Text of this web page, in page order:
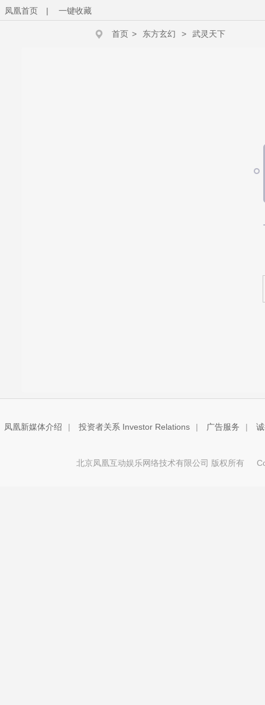
凤凰首页 | 一键收藏
首页 > 东方玄幻 > 武灵天下
凤凰新媒体介绍 | 投资者关系 Investor Relations | 广告服务 |
北京凤凰互动娱乐网络技术有限公司 版权所有